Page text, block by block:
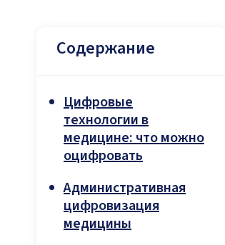
Содержание
Цифровые
технологии в
медицине: что можно
оцифровать
Административная
цифровизация
медицины